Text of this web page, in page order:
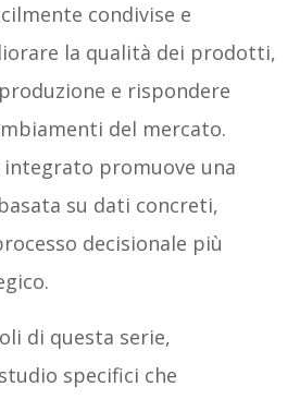
condivise e
la qualità dei prodotti,
e rispondere
del mercato.
promuove una
su dati concreti,
decisionale più
di questa serie,
specifici che